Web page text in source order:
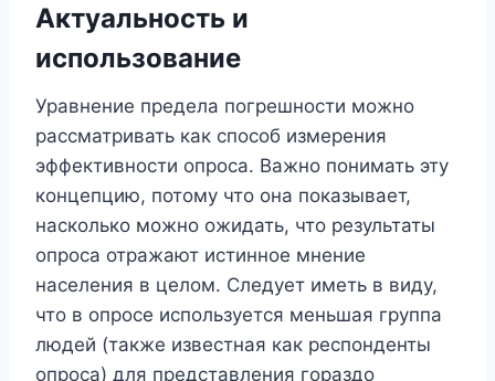
Актуальность и
использование
Уравнение предела погрешности можно
рассматривать как способ измерения
эффективности опроса. Важно понимать эту
концепцию, потому что она показывает,
насколько можно ожидать, что результаты
опроса отражают истинное мнение
населения в целом. Следует иметь в виду,
что в опросе используется меньшая группа
людей (также известная как респонденты
опроса) для представления гораздо